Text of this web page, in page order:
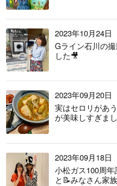
2023年10月24日
Gライン石川の
した🎥
2023年09月20日
実はセロリがあ
が美味しすぎま
2023年09月18日
小松ガス100周
と📝みなさん家